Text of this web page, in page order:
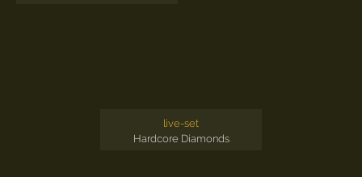
live-set
Hardcore Diamonds